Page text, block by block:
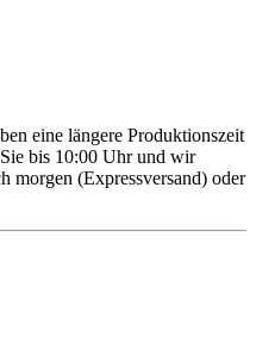
eine längere Produktionszeit
bis 10:00 Uhr und wir
morgen (Expressversand) oder